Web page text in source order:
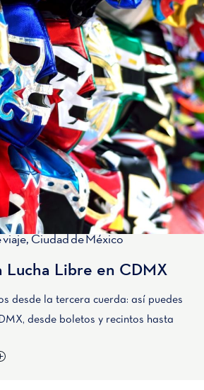
viaje, Ciudad de México
Lucha Libre en CDMX
desde la tercera cuerda: así puedes
desde boletos y recintos hasta